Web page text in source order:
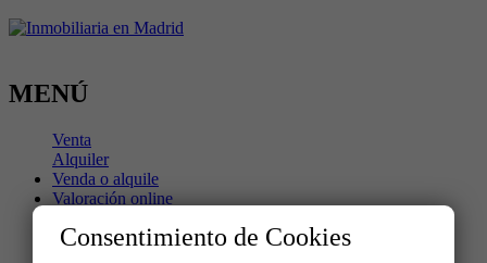
MENÚ
Venta
Alquiler
Venda o alquile
Valoración online
Trabaja con nosotros
Consentimiento de Cookies